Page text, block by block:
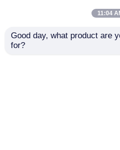
11:04
Good day, what product are
for?